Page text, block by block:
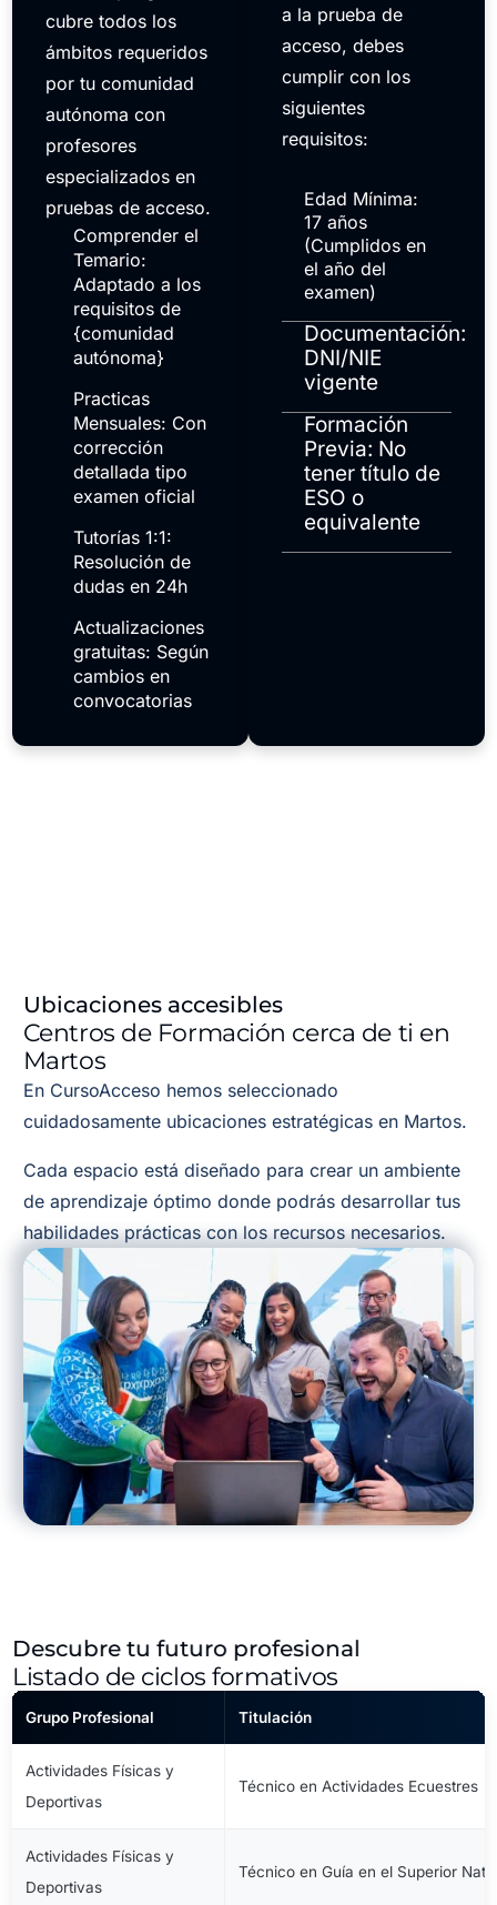
cubre todos los
ámbitos requeridos
por tu comunidad
autónoma con
profesores
especializados en
pruebas de acceso.
Comprender el
Temario:
Adaptado a los
requisitos de
{comunidad
autónoma}
Practicas
Mensuales: Con
corrección
detallada tipo
examen oficial
Tutorías 1:1:
Resolución de
dudas en 24h
Actualizaciones
gratuitas: Según
cambios en
convocatorias
a la prueba de
acceso, debes
cumplir con los
siguientes
requisitos:
Edad Mínima:
17 años
(Cumplidos en
el año del
examen)
Documentación:
DNI/NIE
vigente
Formación
Previa: No
tener título de
ESO o
equivalente
Ubicaciones accesibles
Centros de Formación cerca de ti en
Martos
En CursoAcceso hemos seleccionado
cuidadosamente ubicaciones estratégicas en Martos.
Cada espacio está diseñado para crear un ambiente
de aprendizaje óptimo donde podrás desarrollar tus
habilidades prácticas con los recursos necesarios.
Descubre tu futuro profesional
Listado de ciclos formativos
Grupo Profesional Titulación
Actividades Físicas y
Deportivas
Técnico en Actividades Ecuestres
Actividades Físicas y
Deportivas
Técnico en Guía en el Superior